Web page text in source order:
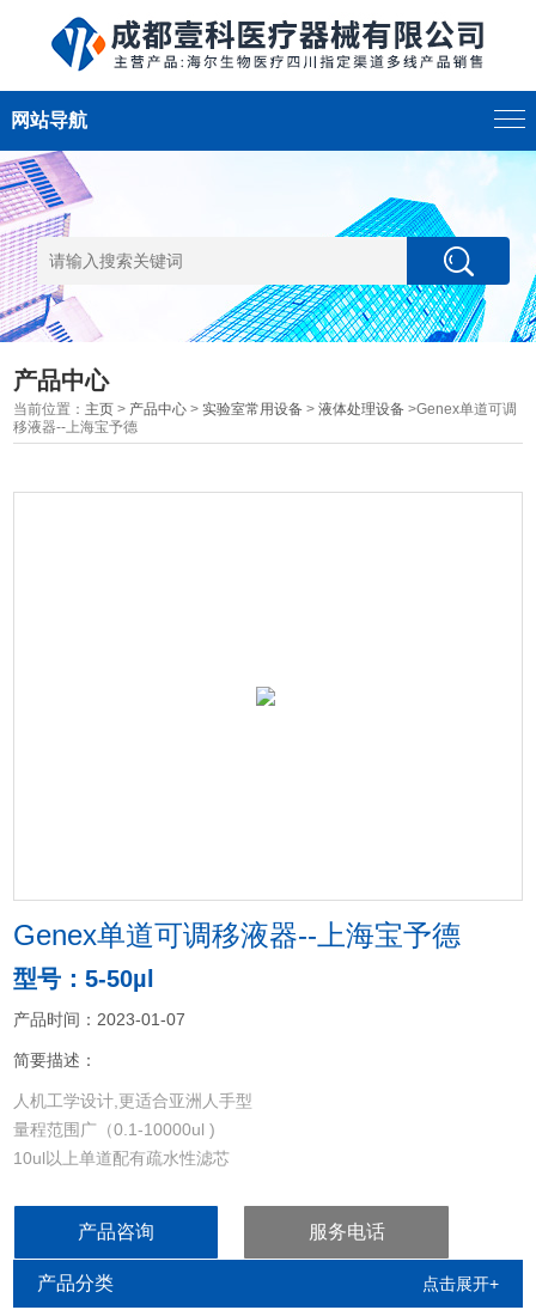
网站导航
产品中心
当前位置： 主页 > 产品中心 >实验室常用设备 >液体处理设备 >Genex单道可调
移液器--上海宝予德
Genex单道可调移液器--上海宝予德
型号：5-50µl
产品时间：2023-01-07
简要描述：
人机工学设计,更适合亚洲人手型
量程范围广（0.1-10000ul )
10ul以上单道配有疏水性滤芯
产品咨询 服务电话
产品分类 点击展开+